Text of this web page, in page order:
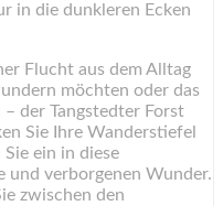
in die dunkleren Ecken
Flucht aus dem Alltag
möchten oder das
der Tangstedter Forst
Sie Ihre Wanderstiefel
ein in diese
und verborgenen Wunder.
zwischen den